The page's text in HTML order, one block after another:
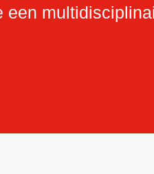
een